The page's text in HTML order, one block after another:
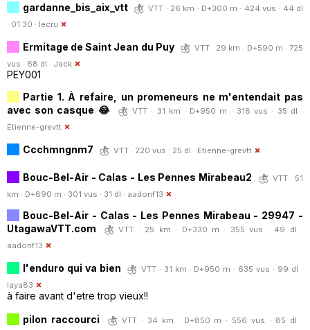
gardanne_bis_aix_vtt
VTT · 26 km · D+300 m · 424 vus · 44 dl
· 01:30 · lecru
Ermitage de Saint Jean du Puy
VTT · 29 km · D+590 m · 725
vus · 68 dl · Jack
PEY001
Partie 1. À refaire, un promeneurs ne m'entendait pas
avec son casque 😂
VTT · 31 km · D+950 m · 318 vus · 35 dl ·
Etienne-grevtt
Ccchmngnm7 VTT · 220 vus · 25 dl · Etienne-grevtt
Bouc-Bel-Air - Calas - Les Pennes Mirabeau2
VTT · 51
km · D+890 m · 301 vus · 31 dl · aadonf13
Bouc-Bel-Air - Calas - Les Pennes Mirabeau - 29947 -
UtagawaVTT.com
VTT · 25 km · D+330 m · 355 vus · 49 dl ·
aadonf13
l'enduro qui va bien
VTT · 31 km · D+950 m · 635 vus · 99 dl ·
laya83
à faire avant d'etre trop vieux!!
pilon raccourci
VTT · 34 km · D+850 m · 556 vus · 85 dl ·